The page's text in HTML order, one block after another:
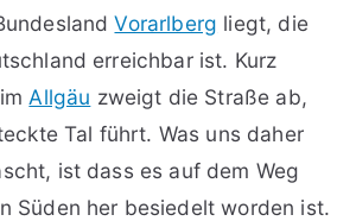
Vorarlberg liegt, die
erreichbar ist. Kurz
Allgäu zweigt die Straße ab,
Tal führt. Was uns daher
ist dass es auf dem Weg
Süden her besiedelt worden ist.